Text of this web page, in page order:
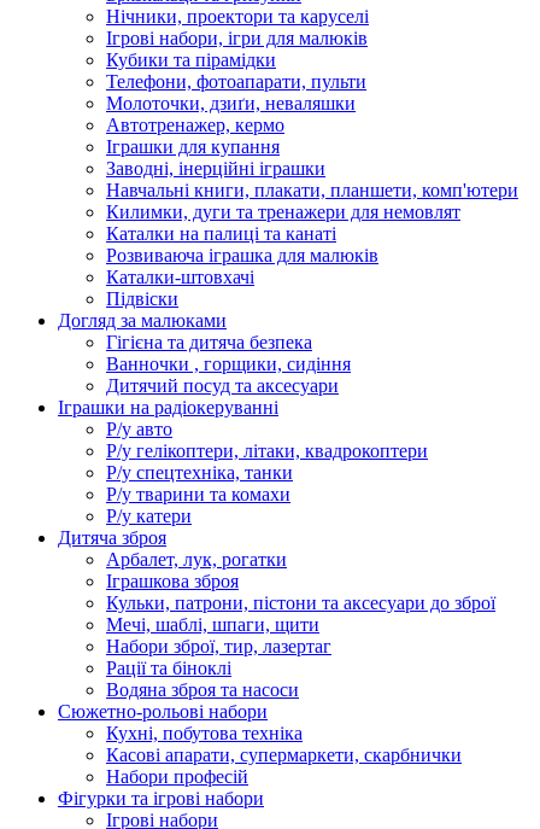
Нічники, проектори та каруселі
Ігрові набори, ігри для малюків
Кубики та пірамідки
Телефони, фотоапарати, пульти
Молоточки, дзиґи, неваляшки
Автотренажер, кермо
Іграшки для купання
Заводні, інерційні іграшки
Навчальні книги, плакати, планшети, комп'ютери
Килимки, дуги та тренажери для немовлят
Каталки на палиці та канаті
Розвиваюча іграшка для малюків
Каталки-штовхачі
Підвіски
Догляд за малюками
Гігієна та дитяча безпека
Ванночки , горщики, сидіння
Дитячий посуд та аксесуари
Іграшки на радіокеруванні
Р/у авто
Р/у гелікоптери, літаки, квадрокоптери
Р/у спецтехніка, танки
Р/у тварини та комахи
Р/у катери
Дитяча зброя
Арбалет, лук, рогатки
Іграшкова зброя
Кульки, патрони, пістони та аксесуари до зброї
Мечі, шаблі, шпаги, щити
Набори зброї, тир, лазертаг
Рації та біноклі
Водяна зброя та насоси
Сюжетно-рольові набори
Кухні, побутова техніка
Касові апарати, супермаркети, скарбнички
Набори професій
Фігурки та ігрові набори
Ігрові набори